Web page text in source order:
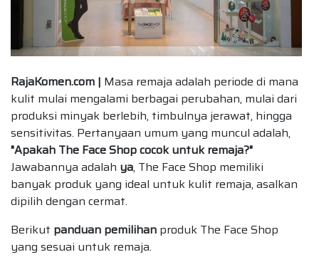
RajaKomen.com | Masa remaja adalah periode di mana
kulit mulai mengalami berbagai perubahan, mulai dari
produksi minyak berlebih, timbulnya jerawat, hingga
sensitivitas. Pertanyaan umum yang muncul adalah,
"Apakah The Face Shop cocok untuk remaja?"
Jawabannya adalah ya, The Face Shop memiliki
banyak produk yang ideal untuk kulit remaja, asalkan
dipilih dengan cermat.
Berikut panduan pemilihan produk The Face Shop
yang sesuai untuk remaja.